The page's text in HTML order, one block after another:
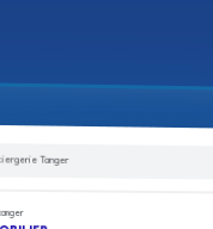
Tanger